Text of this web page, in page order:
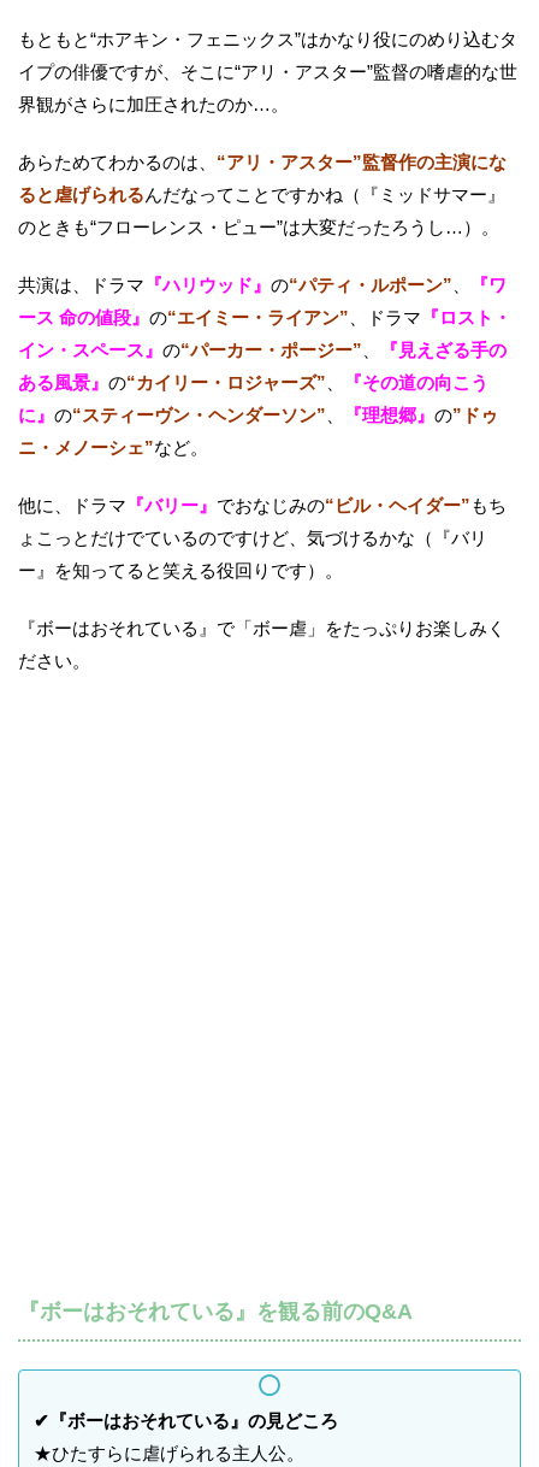
もともと“ホアキン・フェニックス”はかなり役にのめり込むタ
イプの俳優ですが、そこに“アリ・アスター”監督の嗜虐的な世
界観がさらに加圧されたのか…。
あらためてわかるのは、 “アリ・アスター”監督作の主演にな
ると虐げられるんだなってことですかね（『ミッドサマー』
のときも“フローレンス・ピュー”は大変だったろうし…）。
共演は、ドラマ 『ハリウッド』 の“パティ・ルポーン”
『ワ
ース 命の値段』 の“エイミー・ライアン” 、ドラマ 『ロスト・
イン・スペース』 の“パーカー・ポージー”
『見えざる手の
ある風景』 の“カイリー・ロジャーズ”
『その道の向こう
に』 の“スティーヴン・ヘンダーソン” 『理想郷』 の”ドゥ
ニ・メノーシェ”など。
他に、ドラマ 『バリー』 でおなじみの“ビル・ヘイダー”もち
ょこっとだけでているのですけど、気づけるかな（『バリ
ー』を知ってると笑える役回りです）。
『ボーはおそれている』で「ボー虐」をたっぷりお楽しみく
ださい。
『ボーはおそれている』を観る前のQ&A
✔『ボーはおそれている』の見どころ
★ひたすらに虐げられる主人公。